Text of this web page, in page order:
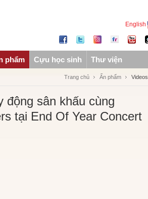
English
phẩm Cựu học sinh Thư viện
Trang chủ Ấn phẩm Videos
động sân khấu cùng
tại End Of Year Concert